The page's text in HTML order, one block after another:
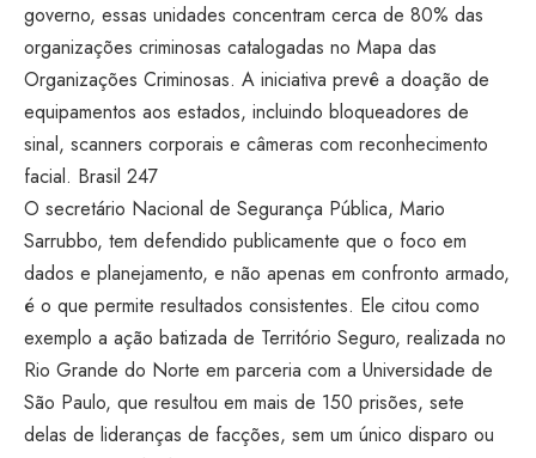
governo, essas unidades concentram cerca de 80% das
organizações criminosas catalogadas no Mapa das
Organizações Criminosas. A iniciativa prevê a doação de
equipamentos aos estados, incluindo bloqueadores de
sinal, scanners corporais e câmeras com reconhecimento
facial. Brasil 247
O secretário Nacional de Segurança Pública, Mario
Sarrubbo, tem defendido publicamente que o foco em
dados e planejamento, e não apenas em confronto armado,
é o que permite resultados consistentes. Ele citou como
exemplo a ação batizada de Território Seguro, realizada no
Rio Grande do Norte em parceria com a Universidade de
São Paulo, que resultou em mais de 150 prisões, sete
delas de lideranças de facções, sem um único disparo ou